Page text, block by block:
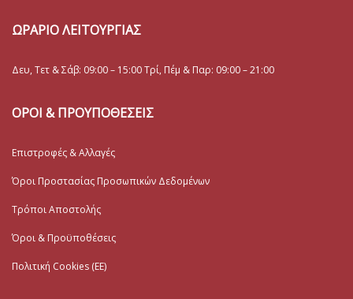
ΩΡΑΡΙΟ ΛΕΙΤΟΥΡΓΙΑΣ
Δευ, Τετ & Σάβ: 09:00 – 15:00 Τρί, Πέμ & Παρ: 09:00 – 21:00
ΟΡΟΙ & ΠΡΟΥΠΟΘΕΣΕΙΣ
Επιστροφές & Αλλαγές
Όροι Προστασίας Προσωπικών Δεδομένων
Τρόποι Αποστολής
Όροι & Προϋποθέσεις
Πολιτική Cookies (ΕΕ)